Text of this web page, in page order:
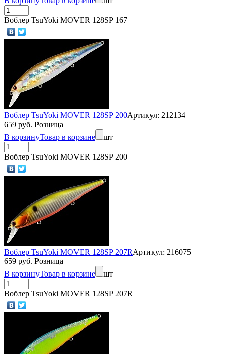
Воблер TsuYoki MOVER 128SP 167
Воблер TsuYoki MOVER 128SP 200Артикул: 212134
659 руб. Розница
В корзинуТовар в корзине шт
Воблер TsuYoki MOVER 128SP 200
Воблер TsuYoki MOVER 128SP 207RАртикул: 216075
659 руб. Розница
В корзинуТовар в корзине шт
Воблер TsuYoki MOVER 128SP 207R